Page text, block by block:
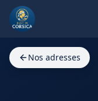
Nos adresses